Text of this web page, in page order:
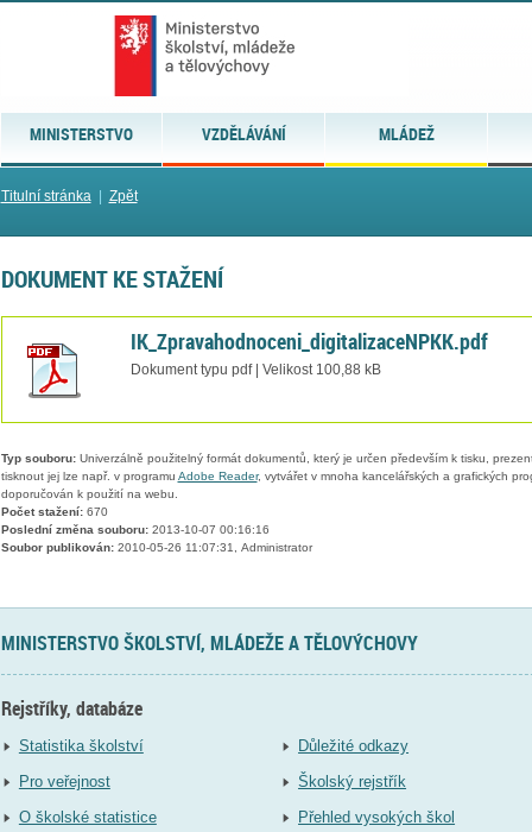
MINISTERSTVO VZDĚLÁVÁNÍ MLÁDEŽ
Titulní stránka| Zpět
DOKUMENT KE STAŽENÍ
IK_Zpravahodnoceni_digitalizaceNPKK.pdf
Dokument typu pdf | Velikost 100,88 kB
Typ souboru:Univerzálně použitelný formát dokumentů, který je určen především k tisku,
tisknout jej lze např. v programu Adobe Reader, vytvářet v mnoha kancelářských a grafických
doporučován k použití na webu.
Počet stažení:670
Poslední změna souboru:2013-10-07 00:16:16
Soubor publikován:2010-05-26 11:07:31, Administrator
MINISTERSTVO ŠKOLSTVÍ, MLÁDEŽE A TĚLOVÝCHOVY
Rejstříky, databáze
Statistika školství
Pro veřejnost
O školské statistice
Důležité odkazy
Školský rejstřík
Přehled vysokých škol